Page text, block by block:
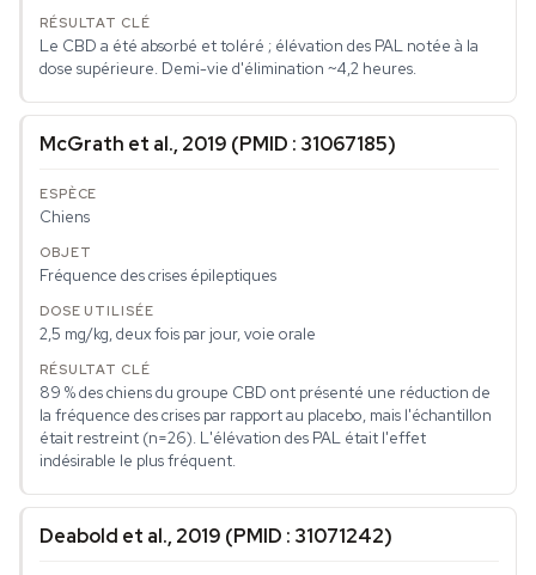
Le CBD a été absorbé et toléré ; élévation des PAL notée à la
dose supérieure. Demi-vie d'élimination ~4,2 heures.
McGrath et al., 2019 (PMID : 31067185)
Chiens
Fréquence des crises épileptiques
2,5 mg/kg, deux fois par jour, voie orale
89 % des chiens du groupe CBD ont présenté une réduction de
la fréquence des crises par rapport au placebo, mais l'échantillon
était restreint (n=26). L'élévation des PAL était l'effet
indésirable le plus fréquent.
Deabold et al., 2019 (PMID : 31071242)